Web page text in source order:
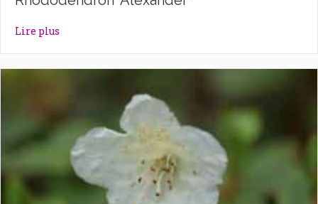
Lire plus